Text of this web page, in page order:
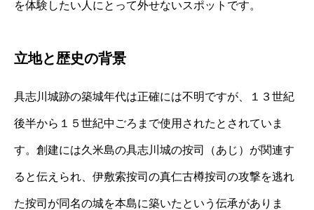
を体験したい人にとって外せないスポットです。
立地と歴史の背景
具志川城跡の築城年代は正確には不明ですが、１３世紀
後半から１５世紀中ごろまで使用されたとされていま
す。創建には久米島の具志川城の按司（あじ）が関連す
ると伝えられ、伊敷索按司の真仁古樽按司の攻撃を逃れ
た按司が同名の城を本島に築いたという伝承がありま